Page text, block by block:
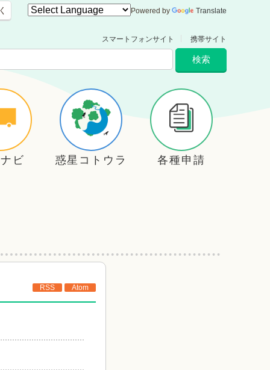
Powered by Translate
スマートフォンサイト 携帯サイト
ビ 惑星コトウラ 各種申請
RSS Atom